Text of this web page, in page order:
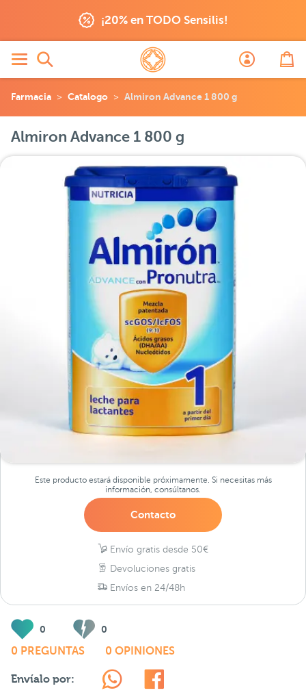
¡20% en TODO Sensilis!
Farmacia Catalogo Almiron Advance 1 800 g
Almiron Advance 1 800 g
Este producto estará disponible próximamente. Si necesitas más
información, consúltanos.
Contacto
Envío gratis desde 50€
Devoluciones gratis
Envíos en 24/48h
0 0
0 PREGUNTAS 0 OPINIONES
Envíalo por: